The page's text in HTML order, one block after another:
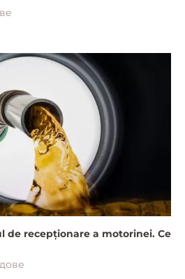
de recepționare a motorinei. Ce